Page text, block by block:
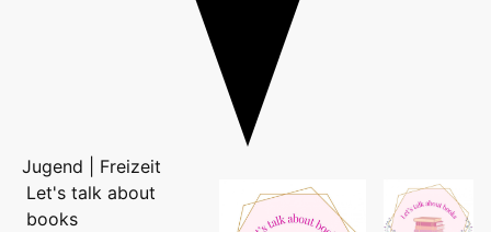
Jugend | Freizeit
Let's talk about
books